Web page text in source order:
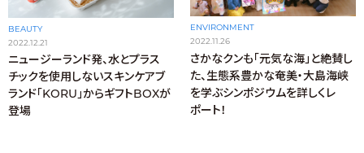
BEAUTY
2022.12.21
ニュージーランド発、水とプラス
チックを使用しないスキンケアブ
ランド「KORU」からギフトBOXが
登場
ENVIRONMENT
2022.11.26
さかなクンも「元気な海」と絶賛し
た、生態系豊かな奄美・大島海峡
を学ぶシンポジウムを詳しくレ
ポート！